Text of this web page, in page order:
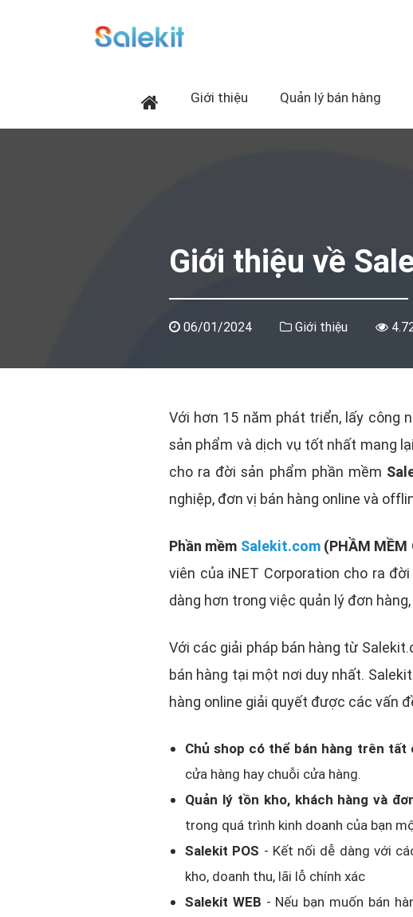
Giới thiệu Quản lý bán hàng
Giới thiệu về
06/01/2024 Giới thiệu
Với hơn 15 năm phát triển, lấy công
sản phẩm và dịch vụ tốt nhất mang
cho ra đời sản phẩm phần mềm
nghiệp, đơn vị bán hàng online và
Phần mềm Salekit.com(PHẦM MỀM
viên của iNET Corporation cho ra
dàng hơn trong việc quản lý đơn hàng,
Với các giải pháp bán hàng từ
bán hàng tại một nơi duy nhất.
hàng online giải quyết được các vấn
Chủ shop có thể bán hàng trên tất
cửa hàng hay chuỗi cửa hàng.
Quản lý tồn kho, khách hàng và
trong quá trình kinh doanh của bạn
Salekit POS - Kết nối dễ dàng với
kho, doanh thu, lãi lỗ chính xác
Salekit WEB - Nếu bạn muốn bán